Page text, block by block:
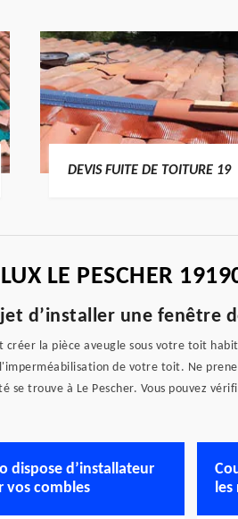
DEVIS FUITE DE TOITURE 19
LE PESCHER
d’installer une fenêtre
la pièce aveugle sous votre toit
de votre toit. Ne
trouve à Le Pescher. Vous pouvez
dispose d’installateur
vos combles
les